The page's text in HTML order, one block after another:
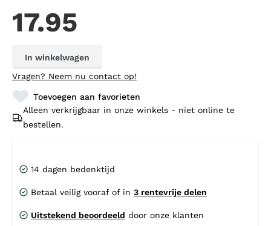
17.95
In winkelwagen
Vragen? Neem nu contact op!
Toevoegen aan favorieten
Alleen verkrijgbaar in onze winkels - niet online te
bestellen.
14 dagen bedenktijd
Betaal veilig vooraf of in 3 rentevrije delen
Uitstekend beoordeeld door onze klanten